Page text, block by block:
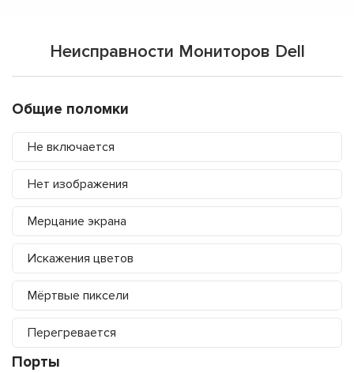
Неисправности Мониторов Dell
Общие поломки
Не включается
Нет изображения
Мерцание экрана
Искажения цветов
Мёртвые пиксели
Перегревается
Порты